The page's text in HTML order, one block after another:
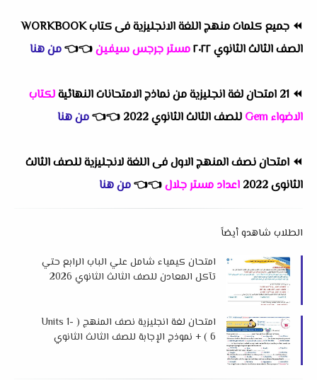
⏪
جميع كلمات منهج اللغة الانجليزية فى كتاب WORKBOOK
الصف الثالث الثانوي ٢٠٢٢
مستر جرجس سيفين👈
👈من هنا
⏪ 21 امتحان لغة انجليزية من نماذج الامتحانات النهائية
لكتاب
الاضواء Gem
للصف الثالث الثانوي 2022 👈
👈من هنا
⏪ امتحان نصف المنهج الاول فى اللغة لانجليزية للصف الثالث
الثانوى 2022
اعداد مستر جلال👈
👈من هنا
الطلاب شاهدو أيضاً
امتحان كيمياء شامل علي الباب الرابع حتي
تآكل المعادن للصف الثالث الثانوي 2026
امتحان لغة انجليزية نصف المنهج ( Units 1-
6 ) + نموذج الإجابة للصف الثالث الثانوي